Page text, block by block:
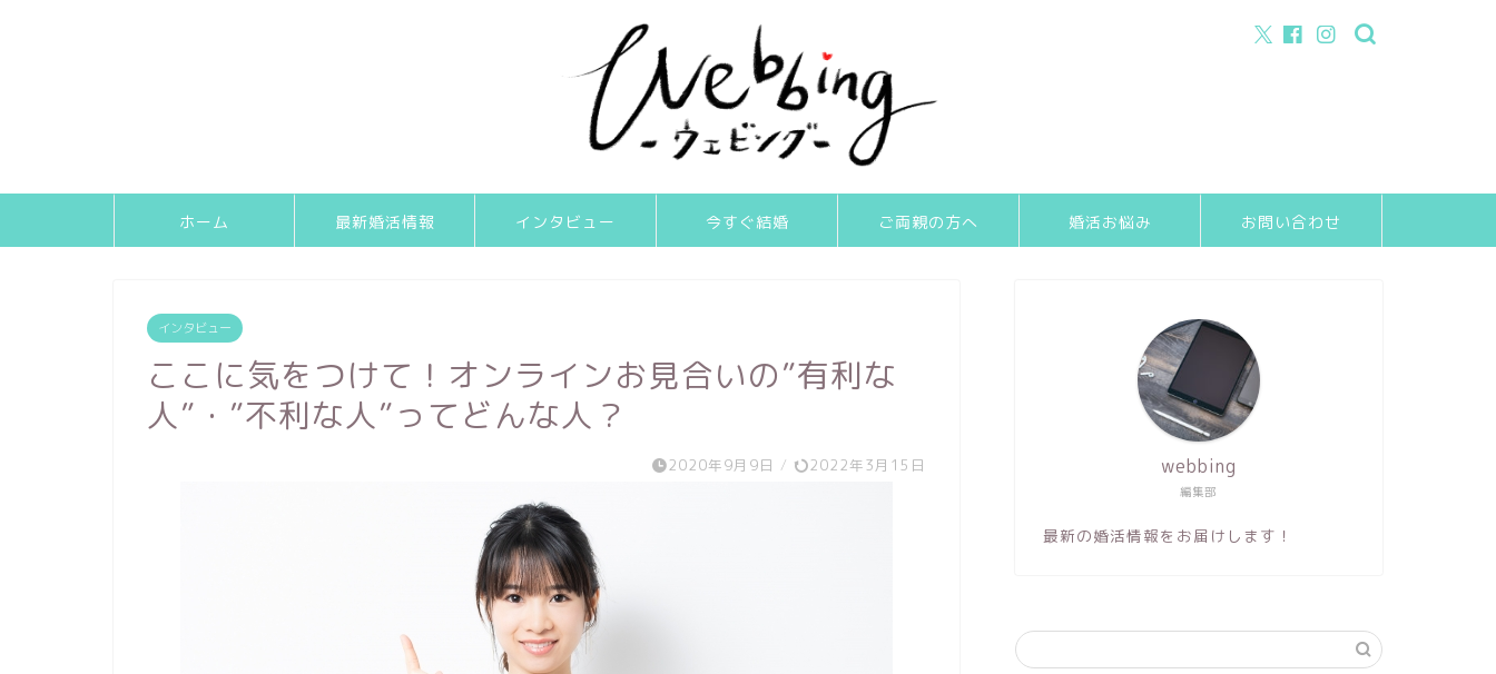
ホーム 最新婚活情報 インタビュー 今すぐ結婚 ご両親の方へ 婚活お悩み お問い合わせ
インタビュー
ここに気をつけて！オンラインお見合いの”有利な
人”・”不利な人”ってどんな人？
2020年9月9日 / 2022年3月15日
編集部
webbing
最新の婚活情報をお届けします！